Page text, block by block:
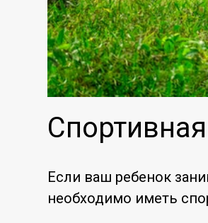
Если ваш ребенок
необходимо иметь